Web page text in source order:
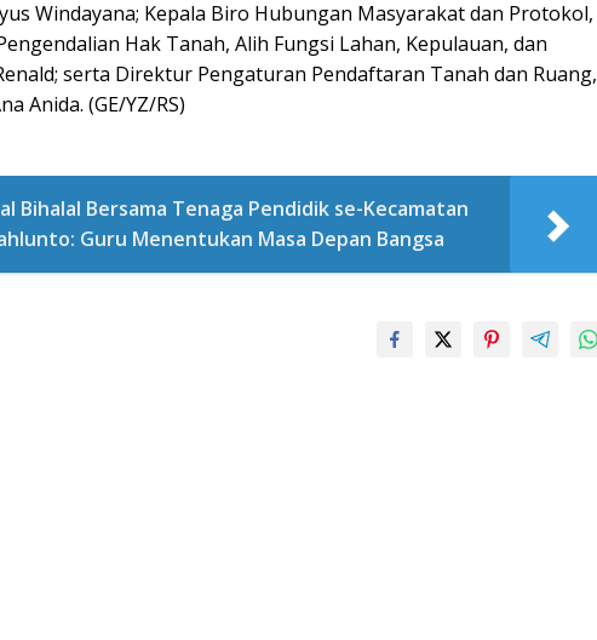
Windayana; Kepala Biro Hubungan Masyarakat dan Protokol,
Hak Tanah, Alih Fungsi Lahan, Kepulauan, dan
serta Direktur Pengaturan Pendaftaran Tanah dan Ruang,
Anida. (GE/YZ/RS)
Bihalal Bersama Tenaga Pendidik se-Kecamatan
Guru Menentukan Masa Depan Bangsa